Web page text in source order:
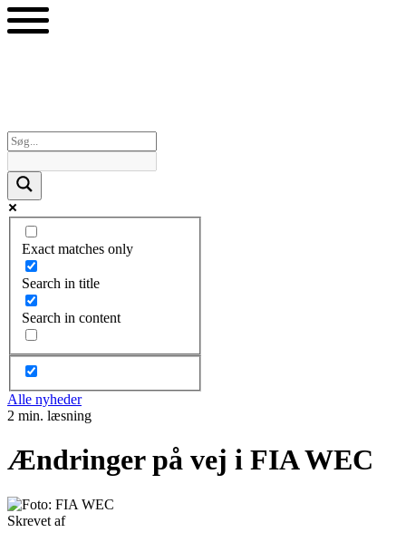
Videre
til
Exact matches only
Search in title
Search in content
Alle nyheder
2 min. læsning
Ændringer på vej i FIA WEC
Skrevet af